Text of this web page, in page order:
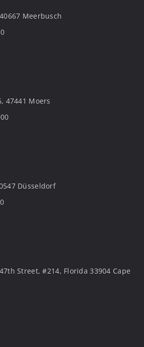
Meerbusch
47441 Moers
Düsseldorf
Street, #214, Florida 33904 Cape